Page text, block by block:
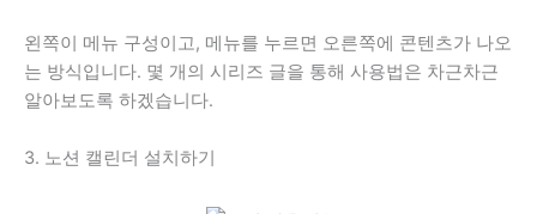
왼쪽이 메뉴 구성이고, 메뉴를 누르면 오른쪽에 콘텐츠가 나오
는 방식입니다. 몇 개의 시리즈 글을 통해 사용법은 차근차근
알아보도록 하겠습니다.
3. 노션 캘린더 설치하기